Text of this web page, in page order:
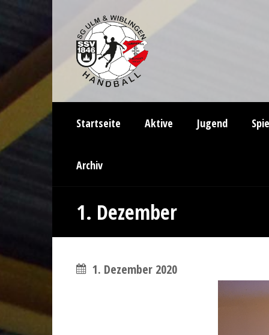
Startseite Aktive Jugend
Archiv
1. Dezember
1. Dezember 2020